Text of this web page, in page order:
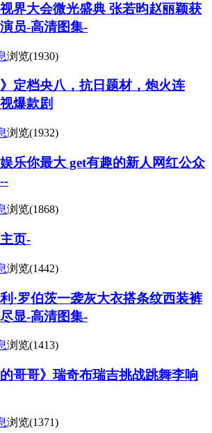
界大会微光盛典 张若昀赵丽颖获
员-高清图集-
浏览(1930)
》定档央八，抗日题材，炮火连
爆款剧
浏览(1932)
乐你最大 get有趣的新人网红公众
浏览(1868)
页-
浏览(1442)
·罗伯茨一袭灰大衣搭条纹西装裤
显-高清图集-
浏览(1413)
的哥哥》瑞奇布瑞吉挑战跳舞李响
浏览(1371)